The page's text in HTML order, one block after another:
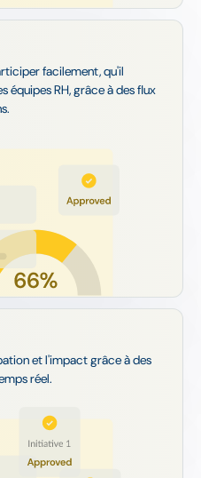
facilement, qu'il
équipes RH, grâce à des flux
et l'impact grâce à des
réel.